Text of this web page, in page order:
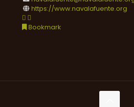
https://www.navalafuente.org
Bookmark